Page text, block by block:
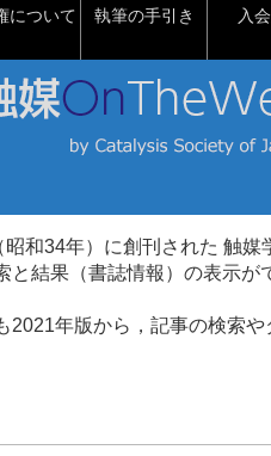
について 執筆の手引き 入
和34年）に創刊された 触媒
結果（書誌情報）の表示
年版から，記事の検索